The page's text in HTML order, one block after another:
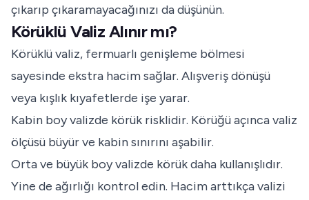
çıkarıp çıkaramayacağınızı da düşünün.
Körüklü Valiz Alınır mı?
Körüklü valiz, fermuarlı genişleme bölmesi
sayesinde ekstra hacim sağlar. Alışveriş dönüşü
veya kışlık kıyafetlerde işe yarar.
Kabin boy valizde körük risklidir. Körüğü açınca valiz
ölçüsü büyür ve kabin sınırını aşabilir.
Orta ve büyük boy valizde körük daha kullanışlıdır.
Yine de ağırlığı kontrol edin. Hacim arttıkça valizi